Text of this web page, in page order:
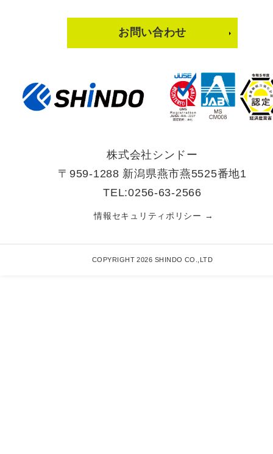
株式会社シンドー
〒959-1288 新潟県燕市燕5525番地1
TEL:0256-63-2566
情報セキュリティポリシー →
お問い合わせ
COPYRIGHT 2026 SHINDO CO.,LTD